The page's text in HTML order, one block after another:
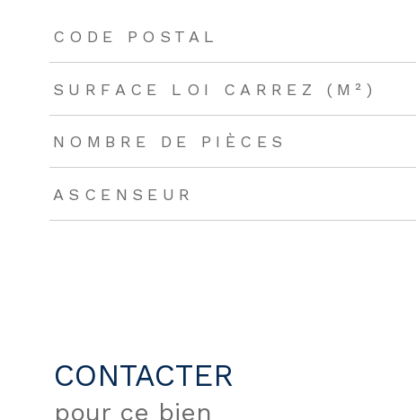
TRAD_ZEPHYR_Caracteristique
CODE POSTAL
SURFACE LOI CARREZ (M²)
NOMBRE DE PIÈCES
ASCENSEUR
CONTACTER
pour ce bien